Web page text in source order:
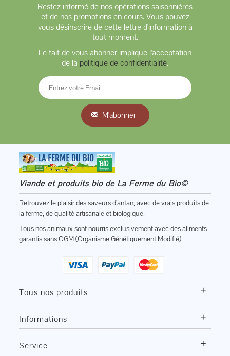
Restez informé de nos opérations saisonnières
et de nos promotions en cours. Vous pouvez
vous désinscrire de cette lettre d'information à
tout moment.
Le fait de vous abonner implique l'acceptation
de la politique de confidentialité.
M'abonner
Viande et produits bio de La Ferme du Bio©
Retrouvez le plaisir des saveurs d’antan, avec de vrais produits de
la ferme, de qualité artisanale et biologique.
Tous nos animaux sont nourris exclusivement avec des aliments
garantis sans OGM (Organisme Génétiquement Modifié).
Tous nos produits +
Informations +
Service +